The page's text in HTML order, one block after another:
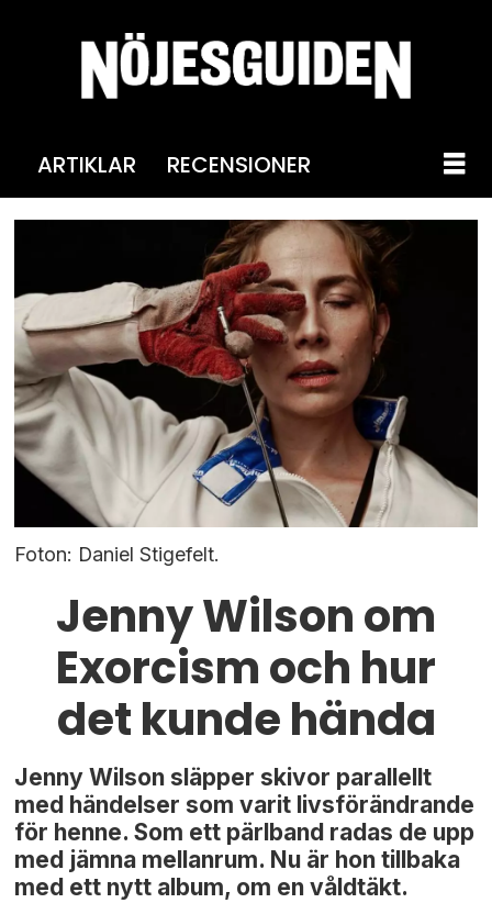
ARTIKLAR RECENSIONER
Foton: Daniel Stigefelt.
Jenny Wilson om
Exorcism och hur
det kunde hända
Jenny Wilson släpper skivor parallellt
med händelser som varit livsförändrande
för henne. Som ett pärlband radas de upp
med jämna mellanrum. Nu är hon tillbaka
med ett nytt album, om en våldtäkt.